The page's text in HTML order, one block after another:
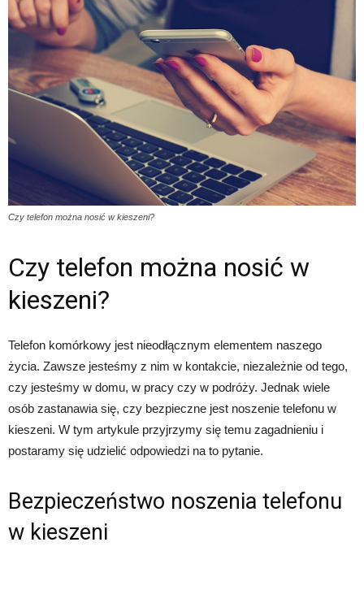
Czy telefon można nosić w kieszeni?
Czy telefon można nosić w
kieszeni?
Telefon komórkowy jest nieodłącznym elementem naszego
życia. Zawsze jesteśmy z nim w kontakcie, niezależnie od tego,
czy jesteśmy w domu, w pracy czy w podróży. Jednak wiele
osób zastanawia się, czy bezpieczne jest noszenie telefonu w
kieszeni. W tym artykule przyjrzymy się temu zagadnieniu i
postaramy się udzielić odpowiedzi na to pytanie.
Bezpieczeństwo noszenia telefonu
w kieszeni